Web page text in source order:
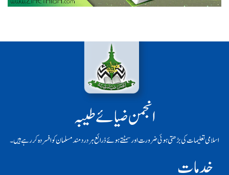
انجمن ضیائے طیبہ
اسلامی تعلیمات کی بڑھتی ہوئی ضرورت اور سمٹتے ہوئے ذرائع ہر دردمند مسلمان کو افسردہ کر رہے ہیں۔
خدمات